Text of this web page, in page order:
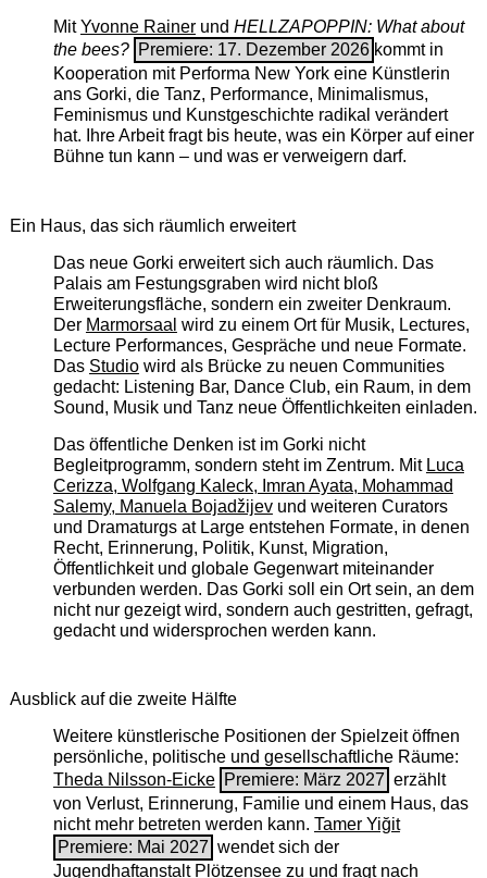
MitYvonne Rainerund HELLZAPOPPIN: What about
the bees? Premiere: 17. Dezember 2026 kommt in
Kooperation mit Performa New York eine Künstlerin
ans Gorki, die Tanz, Performance, Minimalismus,
Feminismus und Kunstgeschichte radikal verändert
hat. Ihre Arbeit fragt bis heute, was ein Körper auf einer
Bühne tun kann – und was er verweigern darf.
Ein Haus, das sich räumlich erweitert
Das neue Gorki erweitert sich auch räumlich. Das
Palais am Festungsgraben wird nicht bloß
Erweiterungsfläche, sondern ein zweiter Denkraum.
Der Marmorsaal wird zu einem Ort für Musik, Lectures,
Lecture Performances, Gespräche und neue Formate.
Das Studiowird als Brücke zu neuen Communities
gedacht: Listening Bar, Dance Club, ein Raum, in dem
Sound, Musik und Tanz neue Öffentlichkeiten einladen.
Das öffentliche Denken ist im Gorki nicht
Begleitprogramm, sondern steht im Zentrum. Mit Luca
Cerizza, Wolfgang Kaleck, Imran Ayata, Mohammad
Salemy, Manuela Bojadžijevund weiteren Curators
und Dramaturgs at Large entstehen Formate, in denen
Recht, Erinnerung, Politik, Kunst, Migration,
Öffentlichkeit und globale Gegenwart miteinander
verbunden werden. Das Gorki soll ein Ort sein, an dem
nicht nur gezeigt wird, sondern auch gestritten, gefragt,
gedacht und widersprochen werden kann.
Ausblick auf die zweite Hälfte
Weitere künstlerische Positionen der Spielzeit öffnen
persönliche, politische und gesellschaftliche Räume:
Theda Nilsson-Eicke Premiere: März 2027 erzählt
von Verlust, Erinnerung, Familie und einem Haus, das
nicht mehr betreten werden kann. Tamer Yiğit
Premiere: Mai 2027 wendet sich der
Jugendhaftanstalt Plötzensee zu und fragt nach